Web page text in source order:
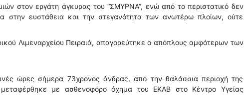
στον εργάτη άγκυρας του “ΣΜΥΡΝΑ”, ενώ από το περιστατικό δεν
στην ευστάθεια και την στεγανότητα των ανωτέρω πλοίων, ούτε
Λιμεναρχείου Πειραιά, απαγορεύτηκε ο απόπλους αμφότερων των
ώρες σήμερα 73χρονος άνδρας, από την θαλάσσια περιοχή της
με ασθενοφόρο όχημα του ΕΚΑΒ στο Κέντρο Υγείας